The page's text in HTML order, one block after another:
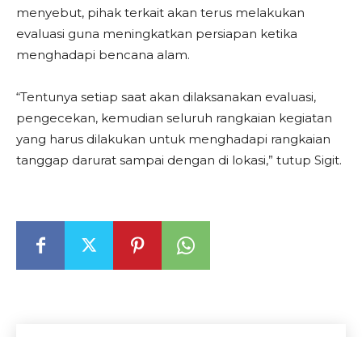
menyebut, pihak terkait akan terus melakukan
evaluasi guna meningkatkan persiapan ketika
menghadapi bencana alam.
“Tentunya setiap saat akan dilaksanakan evaluasi,
pengecekan, kemudian seluruh rangkaian kegiatan
yang harus dilakukan untuk menghadapi rangkaian
tanggap darurat sampai dengan di lokasi,” tutup Sigit.